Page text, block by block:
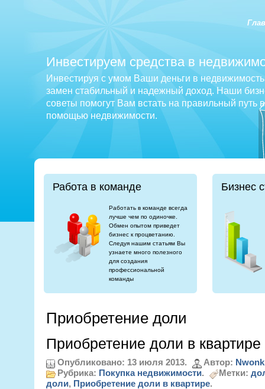
Инвестируем средства в
Инвестируя с умом Ваши деньги в
замен стабильный и надежный доход. Наши
советы помогут Вам встать на правильный путь
помощью недвижимости.
Работа в команде
Работать в команде всегда
лучше чем по одиночке.
Обмен опытом приведет
бизнес к процветанию.
Следуя нашим статьям Вы
узнаете много полезного
для создания
профессиональной
команды
Бизнес
Приобретение доли
Приобретение доли в квартире
Опубликовано: 13 июля 2013. Автор:
Рубрика: Покупка недвижимости. Метки:
доли, Приобретение доли в квартире.